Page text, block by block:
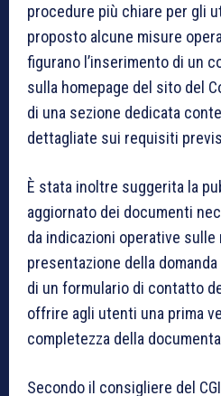
procedure più chiare per gli
proposto alcune misure
figurano l’inserimento di un
sulla homepage del sito del
di una sezione dedicata
dettagliate sui requisiti
È stata inoltre suggerita la
aggiornato dei documenti
da indicazioni operative sulle
presentazione della
di un formulario di contatto
offrire agli utenti una prima
completezza della
Secondo il consigliere del